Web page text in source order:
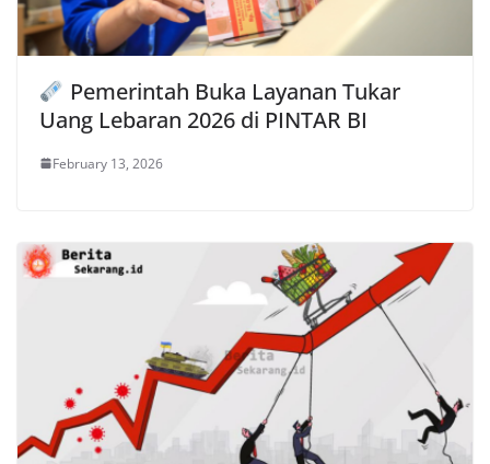
Pemerintah Buka Layanan Tukar
Uang Lebaran 2026 di PINTAR BI
February 13, 2026